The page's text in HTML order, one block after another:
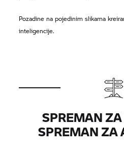
Pozadine na pojedinim slikama
inteligencije.
SPREMAN
SPREMAN ZA